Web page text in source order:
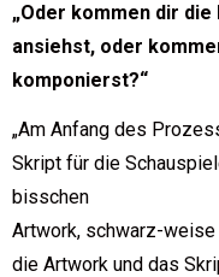
„Oder kommen dir
ansiehst, oder
komponierst?“
„Am Anfang des
Skript für die
bisschen
Artwork, schwarz-
die Artwork und das